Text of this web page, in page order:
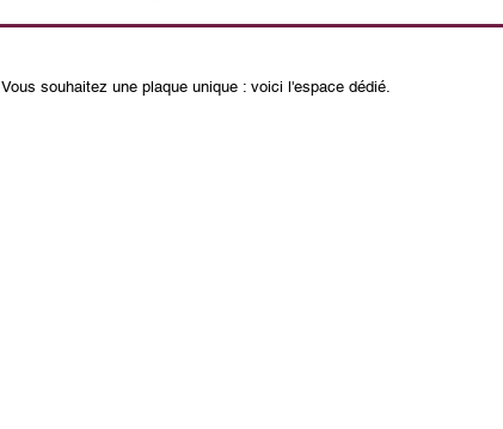
Vous souhaitez une plaque unique : voici l'espace dédié.